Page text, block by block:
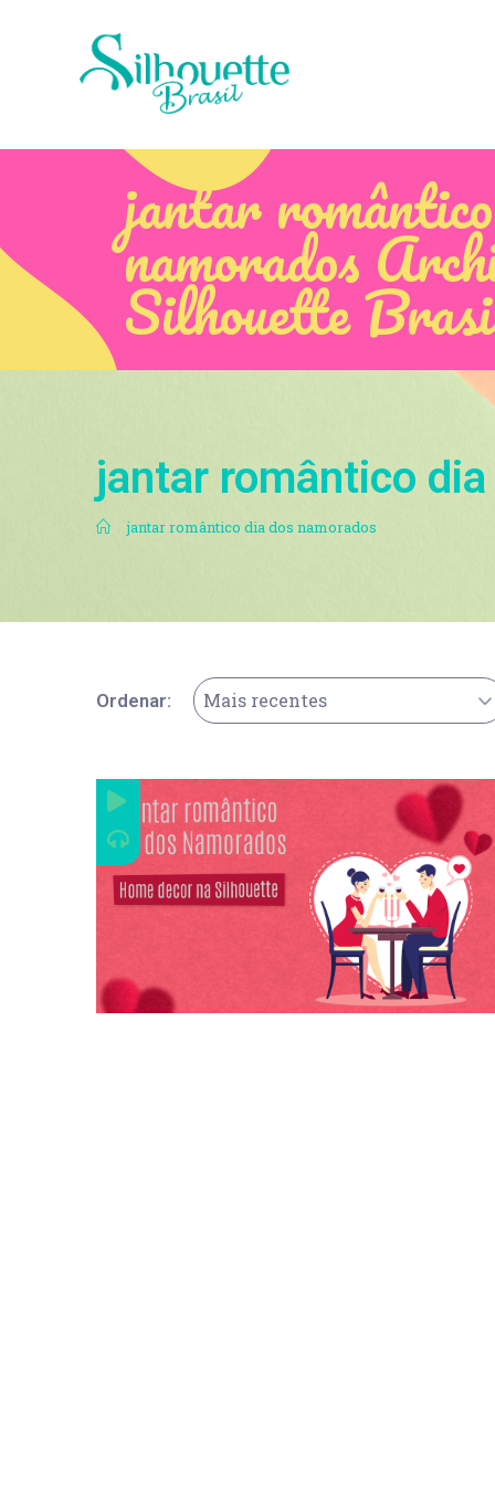
jantar
namorados
Silhouette
jantar romântico
. jantar romântico dia dos namorados
Ordenar: Mais recentes